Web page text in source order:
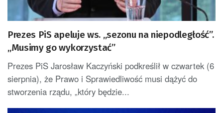
Prezes PiS apeluje ws. „sezonu na niepodległość”.
„Musimy go wykorzystać”
Prezes PiS Jarosław Kaczyński podkreślił w czwartek (6
sierpnia), że Prawo i Sprawiedliwość musi dążyć do
stworzenia rządu, „który będzie...